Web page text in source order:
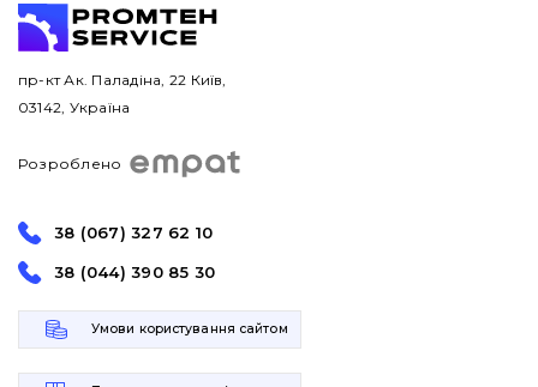
пр-кт Ак. Паладіна, 22 Київ,
03142, Україна
Розроблено
38 (067) 327 62 10
38 (044) 390 85 30
Умови користування сайтом